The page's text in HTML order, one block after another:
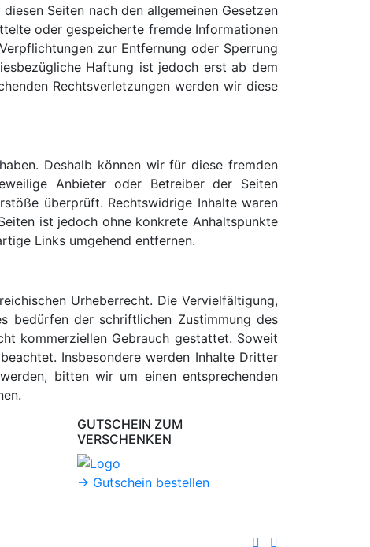
Seiten nach den allgemeinen Gesetzen
oder gespeicherte fremde Informationen
zur Entfernung oder Sperrung
Haftung ist jedoch erst ab dem
Rechtsverletzungen werden wir diese
Deshalb können wir für diese fremden
Anbieter oder Betreiber der Seiten
überprüft. Rechtswidrige Inhalte waren
ist jedoch ohne konkrete Anhaltspunkte
Links umgehend entfernen.
Urheberrecht. Die Vervielfältigung,
bedürfen der schriftlichen Zustimmung des
kommerziellen Gebrauch gestattet. Soweit
Insbesondere werden Inhalte Dritter
bitten wir um einen entsprechenden
GUTSCHEIN ZUM
VERSCHENKEN
-> Gutschein bestellen